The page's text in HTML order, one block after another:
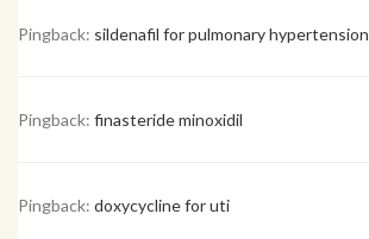
Pingback: sildenafil for pulmonary hypertension
Pingback: finasteride minoxidil
Pingback: doxycycline for uti